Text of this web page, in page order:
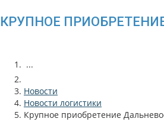
КРУПНОЕ
...
Новости
Новости логистики
Крупное приобретение